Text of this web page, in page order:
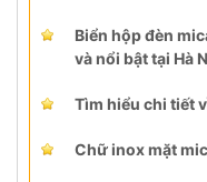
Biển hộp đèn
và nổi bật tại Hà
Tìm hiểu chi tiết
Chữ inox mặt